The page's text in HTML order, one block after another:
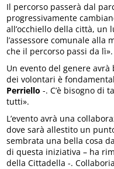
Il percorso passerà dal
progressivamente
all’occhiello della città, un
l’assessore comunale alla
che il percorso passi da lì».
Un evento del genere avrà
dei volontari è
Perriello -. C’è bisogno di
tutti».
L’evento avrà una
dove sarà allestito un
sembrata una bella cosa
di questa iniziativa – ha
della Cittadella -.